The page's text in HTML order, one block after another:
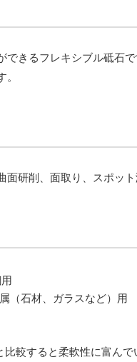
きるフレキシブル砥石で
研削、面取り、スポッ
石材、ガラスなど）用
較すると柔軟性に富ん